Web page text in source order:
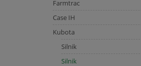
Farmtrac
Case IH
Kubota
Silnik
Silnik